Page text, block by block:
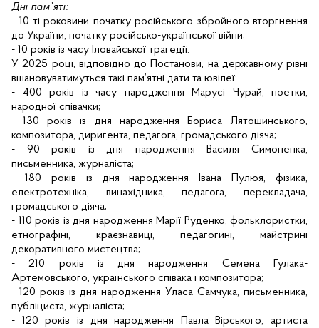
Дні пам’яті:
- 10-ті роковини початку російського збройного вторгнення
до України, початку російсько-української війни;
- 10 років із часу Іловайської трагедії.
У 2025 році, відповідно до Постанови, на державному рівні
вшановуватимуться такі пам’ятні дати та ювілеї:
- 400 років із часу народження Марусі Чурай, поетки,
народної співачки;
- 130 років із дня народження Бориса Лятошинського,
композитора, диригента, педагога, громадського діяча;
- 90 років із дня народження Василя Симоненка,
письменника, журналіста;
- 180 років із дня народження Івана Пулюя, фізика,
електротехніка, винахідника, педагога, перекладача,
громадського діяча;
- 110 років із дня народження Марії Руденко, фольклористки,
етнографіні, краєзнавиці, педагогині, майстрині
декоративного мистецтва;
- 210 років із дня народження Семена Гулака-
Артемовського, українського співака і композитора;
- 120 років із дня народження Уласа Самчука, письменника,
публіциста, журналіста;
- 120 років із дня народження Павла Вірського, артиста